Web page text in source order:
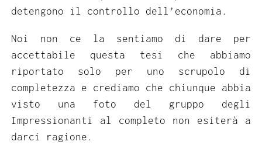
detengono il controllo dell’economia.
Noi non ce la sentiamo di dare per
accettabile questa tesi che abbiamo
riportato solo per uno scrupolo di
completezza e crediamo che chiunque abbia
visto una foto del gruppo degli
Impressionanti al completo non esiterà a
darci ragione.